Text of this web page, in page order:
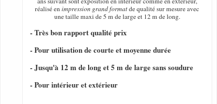
réalisé enimpression grand formatde qualité sur mesure avec
une taille maxi de 5 m de large et 12 m de long.
- Très bon rapport qualité prix
- Pour utilisation de courte et moyenne durée
- Jusqu'à 12 m de long et 5 m de large sans soudure
- Pour intérieur et extérieur